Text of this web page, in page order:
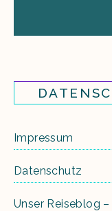
Impressum
Datenschutz
Unser Reiseblog